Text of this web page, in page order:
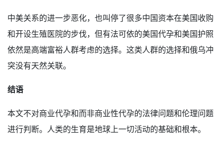
中美关系的进一步恶化，也叫停了很多中国资本在美国收购
和开设生殖医院的步伐，但有法可依的美国代孕和美国护照
依然是高端富裕人群考虑的选择。这类人群的选择和俄乌冲
突没有天然关联。
结语
本文不对商业代孕和而非商业性代孕的法律问题和伦理问题
进行判断。人类的生育是地球上一切活动的基础和根本。